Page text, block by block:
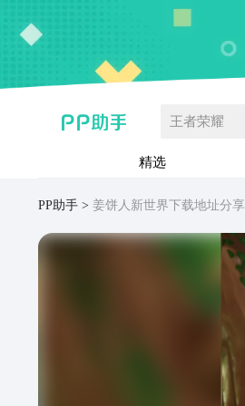
王者荣耀
精选
PP助手 姜饼人新世界下载地址分享